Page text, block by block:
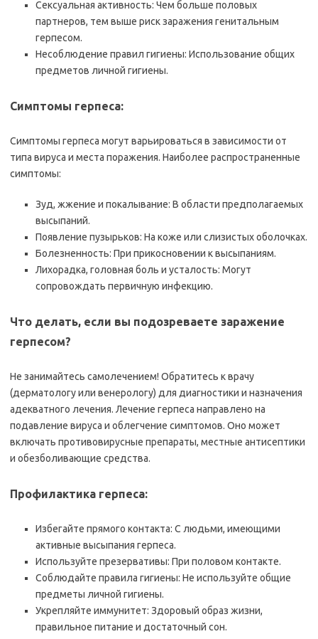
Сексуальная активность: Чем больше половых
партнеров, тем выше риск заражения генитальным
герпесом.
Несоблюдение правил гигиены: Использование общих
предметов личной гигиены.
Симптомы герпеса:
Симптомы герпеса могут варьироваться в зависимости от
типа вируса и места поражения. Наиболее распространенные
симптомы:
Зуд, жжение и покалывание: В области предполагаемых
высыпаний.
Появление пузырьков: На коже или слизистых оболочках.
Болезненность: При прикосновении к высыпаниям.
Лихорадка, головная боль и усталость: Могут
сопровождать первичную инфекцию.
Что делать, если вы подозреваете заражение
герпесом?
Не занимайтесь самолечением! Обратитесь к врачу
(дерматологу или венерологу) для диагностики и назначения
адекватного лечения. Лечение герпеса направлено на
подавление вируса и облегчение симптомов. Оно может
включать противовирусные препараты, местные антисептики
и обезболивающие средства.
Профилактика герпеса:
Избегайте прямого контакта: С людьми, имеющими
активные высыпания герпеса.
Используйте презервативы: При половом контакте.
Соблюдайте правила гигиены: Не используйте общие
предметы личной гигиены.
Укрепляйте иммунитет: Здоровый образ жизни,
правильное питание и достаточный сон.